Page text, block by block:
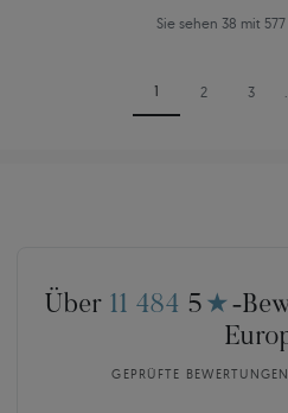
Sie sehen 38 mit
1 2 3
Über 11 484 5 ★ -
GEPRÜFTE